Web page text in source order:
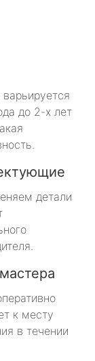
варьируется
до 2-х лет
детали
к месту
в течении